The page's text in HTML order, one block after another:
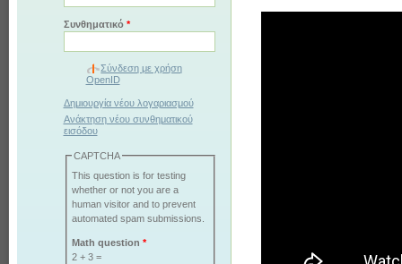
Συνθηματικό *
Σύνδεση με χρήση
OpenID
Δημιουργία νέου λογαριασμού
Ανάκτηση νέου συνθηματικού
εισόδου
CAPTCHA
This question is for testing
whether or not you are a
human visitor and to prevent
automated spam submissions.
Math question*
2 + 3 =